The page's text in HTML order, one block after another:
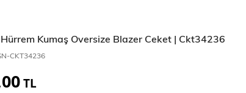
Kumaş Oversize Blazer Ceket | Ckt34236
CKT34236
TL